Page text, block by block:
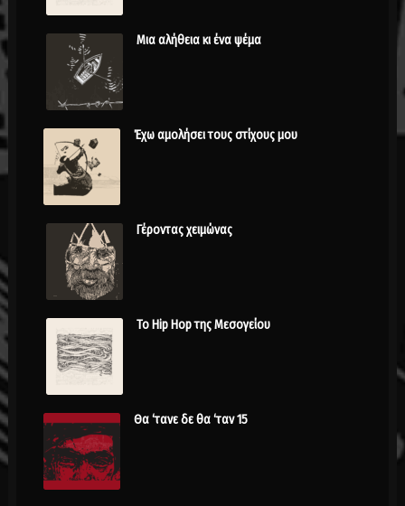
Μια αλήθεια κι ένα ψέμα
Έχω αμολήσει τους στίχους μου
Γέροντας χειμώνας
Το Hip Hop της Μεσογείου
Θα ‘τανε δε θα ‘ταν 15